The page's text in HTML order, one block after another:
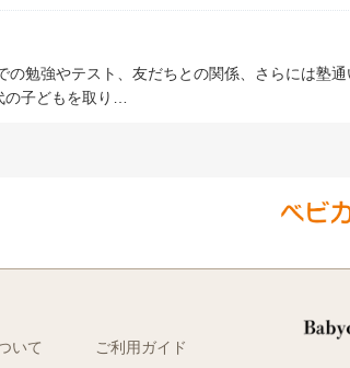
勉強やテスト、友だちとの関係、さらには塾通
子どもを取り…
いて ご利用ガイド